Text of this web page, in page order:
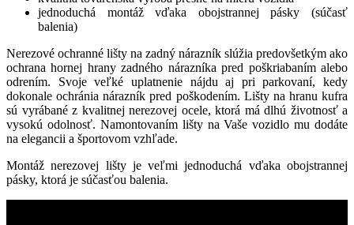
jednoduchá montáž vďaka obojstrannej pásky (súčasť
balenia)
Nerezové ochranné lišty na zadný nárazník slúžia predovšetkým ako
ochrana hornej hrany zadného nárazníka pred poškriabaním alebo
odrením. Svoje veľké uplatnenie nájdu aj pri parkovaní, kedy
dokonale ochránia nárazník pred poškodením. Lišty na hranu kufra
sú vyrábané z kvalitnej nerezovej ocele, ktorá má dlhú životnosť a
vysokú odolnosť. Namontovaním lišty na Vaše vozidlo mu dodáte
na elegancii a športovom vzhľade.
Montáž nerezovej lišty je veľmi jednoduchá vďaka obojstrannej
pásky, ktorá je súčasťou balenia.